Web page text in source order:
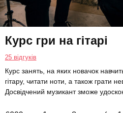
Курс гри на гітарі
25 відгуків
Курс занять, на яких новачок
гітару, читати ноти, а також грати
Досвідчений музикант зможе